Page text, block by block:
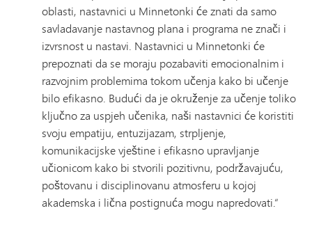
oblasti, nastavnici u Minnetonki će znati da samo
savladavanje nastavnog plana i programa ne znači i
izvrsnost u nastavi. Nastavnici u Minnetonki će
prepoznati da se moraju pozabaviti emocionalnim i
razvojnim problemima tokom učenja kako bi učenje
bilo efikasno. Budući da je okruženje za učenje toliko
ključno za uspjeh učenika, naši nastavnici će koristiti
svoju empatiju, entuzijazam, strpljenje,
komunikacijske vještine i efikasno upravljanje
učionicom kako bi stvorili pozitivnu, podržavajuću,
poštovanu i disciplinovanu atmosferu u kojoj
akademska i lična postignuća mogu napredovati.“